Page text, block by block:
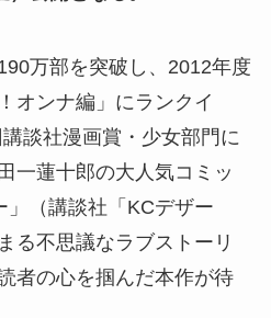
万部を突破し、2012年度
オンナ編」にランクイ
談社漫画賞・少女部門に
一蓮十郎の大人気コミッ
」（講談社「KCデザー
る不思議なラブストーリ
者の心を掴んだ本作が待